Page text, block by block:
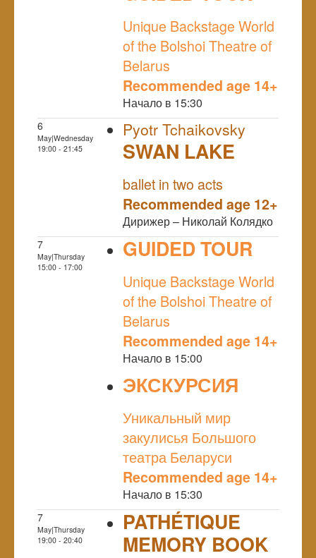
Unique Backstage World
of the Bolshoi Theatre of
Belarus
Recommended age 14+
Начало в 15:30
6
May|Wednesday
19:00 - 21:45
Pyotr Tchaikovsky
SWAN LAKE
ballet in two acts
Recommended age 12+
Дирижер – Николай Колядко
7
May|Thursday
15:00 - 17:00
GUIDED TOUR
Unique Backstage World
of the Bolshoi Theatre of
Belarus
Recommended age 14+
Начало в 15:00
ЭКСКУРСИЯ
Уникальный мир
закулисья Большого
театра Беларуси
Recommended age 14+
Начало в 15:30
7
May|Thursday
19:00 - 20:40
PATHÉTIQUE
MEMORY BOOK